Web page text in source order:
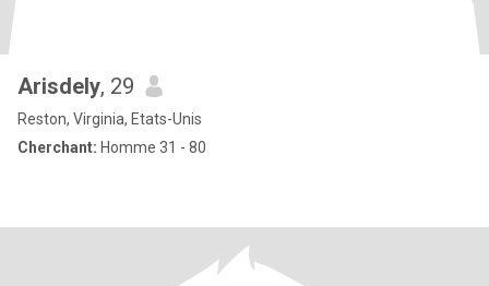
Arisdely, 29
Reston, Virginia, Etats-Unis
Cherchant: Homme 31 - 80